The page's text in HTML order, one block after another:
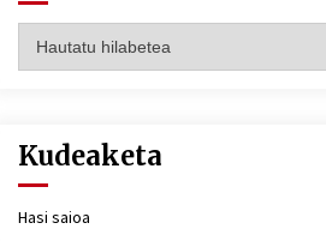
Kudeaketa
Hasi saioa